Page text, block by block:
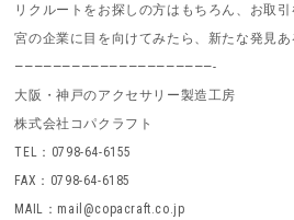
リクルートをお探しの方はもちろん、お取
宮の企業に目を向けてみたら、新たな発見あ
—————————————————————-
大阪・神戸のアクセサリー製造工房
株式会社コパクラフト
TEL：0798-64-6155
FAX：0798-64-6185
MAIL：mail@copacraft.co.jp